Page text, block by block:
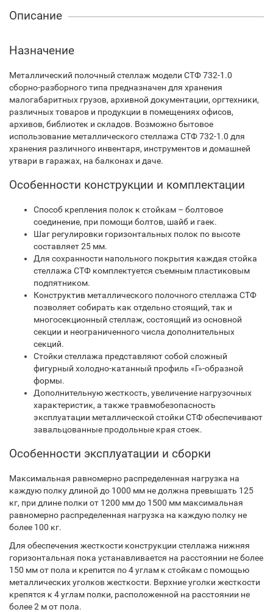
Описание
Назначение
Металлический полочный стеллаж модели СТФ 732-1.0
сборно-разборного типа предназначен для хранения
малогабаритных грузов, архивной документации, оргтехники,
различных товаров и продукции в помещениях офисов,
архивов, библиотек и складов. Возможно бытовое
использование металлического стеллажа СТФ 732-1.0 для
хранения различного инвентаря, инструментов и домашней
утвари в гаражах, на балконах и даче.
Особенности конструкции и комплектации
Способ крепления полок к стойкам – болтовое
соединение, при помощи болтов, шайб и гаек.
Шаг регулировки горизонтальных полок по высоте
составляет 25 мм.
Для сохранности напольного покрытия каждая стойка
стеллажа СТФ комплектуется съемным пластиковым
подпятником.
Конструктив металлического полочного стеллажа СТФ
позволяет собирать как отдельно стоящий, так и
многосекционный стеллаж, состоящий из основной
секции и неограниченного числа дополнительных
секций.
Стойки стеллажа представляют собой сложный
фигурный холодно-катанный профиль «Г»-образной
формы.
Дополнительную жесткость, увеличение нагрузочных
характеристик, а также травмобезопасность
эксплуатации металлической стойки СТФ обеспечивают
завальцованные продольные края стоек.
Особенности эксплуатации и сборки
Максимальная равномерно распределенная нагрузка на
каждую полку длиной до 1000 мм не должна превышать 125
кг, при длине полки от 1200 мм до 1500 мм максимальная
равномерно распределенная нагрузка на каждую полку не
более 100 кг.
Для обеспечения жесткости конструкции стеллажа нижняя
горизонтальная пока устанавливается на расстоянии не более
150 мм от пола и крепится по 4 углам к стойкам с помощью
металлических уголков жесткости. Верхние уголки жесткости
крепятся к 4 углам полки, расположенной на расстоянии не
более 2 м от пола.